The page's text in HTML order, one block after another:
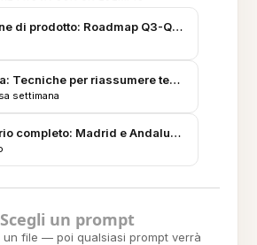
di prodotto: Roadmap Q3-Q4 e punti di
Tecniche per riassumere testi lunghi in
settimana
completo: Madrid e Andalusia - viaggio
Scegli un prompt
un file — poi qualsiasi prompt verrà